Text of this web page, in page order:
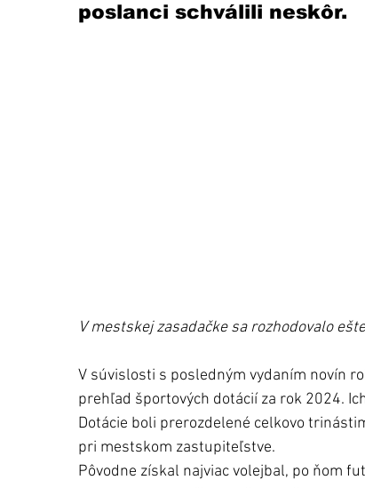
poslanci schválili neskôr.
V mestskej zasadačke sa rozhodovalo
V súvislosti s posledným vydaním novín
prehľad športových dotácií za rok 2024.
Dotácie boli prerozdelené celkovo
pri mestskom zastupiteľstve.
Pôvodne získal najviac volejbal, po ňom